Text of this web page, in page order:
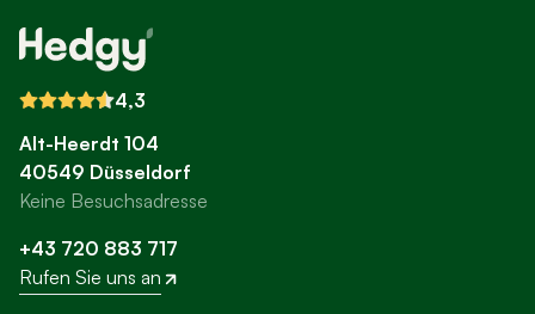
4,3
Alt-Heerdt 104
40549 Düsseldorf
Keine Besuchsadresse
+43 720 883 717
Rufen Sie uns an